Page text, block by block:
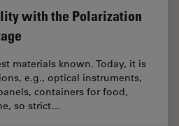
with the Polarization
materials known. Today, it is
e.g., optical instruments,
containers for food,
so strict…